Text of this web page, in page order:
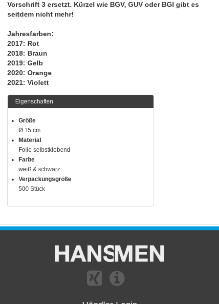
Vorschrift 3 ersetzt. Kürzel wie BGV, GUV oder BGI gibt es
seitdem nicht mehr!
Jahresfarben:
2017: Rot
2018: Braun
2019: Gelb
2020: Orange
2021: Violett
Eigenschaften
Größe
Ø 15 cm
Material
Folie selbstklebend
Farbe
weiß & schwarz
Verpackungsgröße
500 Stück